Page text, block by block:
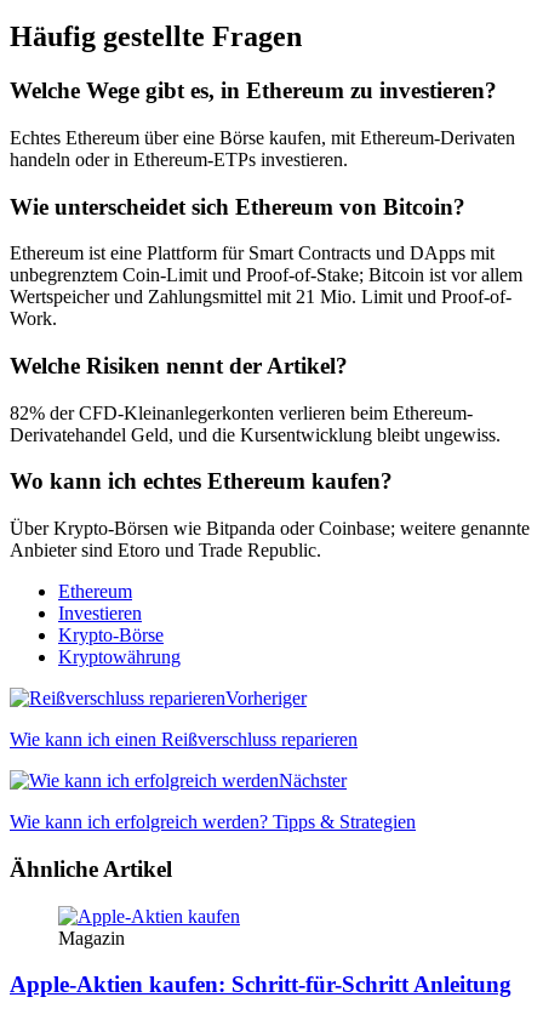
Häufig gestellte Fragen
Welche Wege gibt es, in Ethereum zu investieren?
Echtes Ethereum über eine Börse kaufen, mit Ethereum-Derivaten
handeln oder in Ethereum-ETPs investieren.
Wie unterscheidet sich Ethereum von Bitcoin?
Ethereum ist eine Plattform für Smart Contracts und DApps mit
unbegrenztem Coin-Limit und Proof-of-Stake; Bitcoin ist vor allem
Wertspeicher und Zahlungsmittel mit 21 Mio. Limit und Proof-of-
Work.
Welche Risiken nennt der Artikel?
82% der CFD-Kleinanlegerkonten verlieren beim Ethereum-
Derivatehandel Geld, und die Kursentwicklung bleibt ungewiss.
Wo kann ich echtes Ethereum kaufen?
Über Krypto-Börsen wie Bitpanda oder Coinbase; weitere genannte
Anbieter sind Etoro und Trade Republic.
Ethereum
Investieren
Krypto-Börse
Kryptowährung
Vorheriger
Wie kann ich einen Reißverschluss reparieren
Nächster
Wie kann ich erfolgreich werden? Tipps & Strategien
Ähnliche Artikel
Magazin
Apple-Aktien kaufen: Schritt-für-Schritt Anleitung